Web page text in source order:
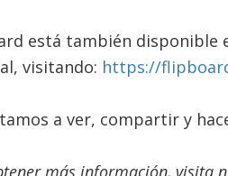
está también disponible
visitando: https://
a ver, compartir y
más información, visita